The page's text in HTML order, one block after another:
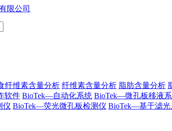
纤维素含量分析 纤维素含量分析 脂肪含量分析
软件 BioTek—自动化系统 BioTek—微孔板移液
仪 BioTek—荧光微孔板检测仪 BioTek—基于滤光